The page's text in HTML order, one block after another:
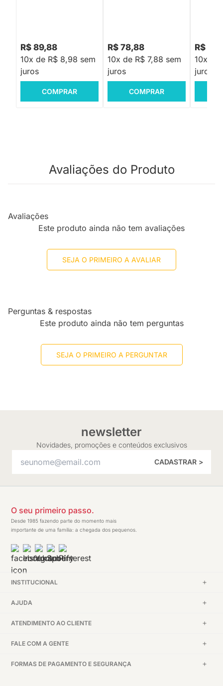
R$ 89,88
10x de R$ 8,98 sem
juros
COMPRAR
R$ 78,88
10x de R$ 7,88 sem
juros
COMPRAR
R$
10x de
juros
Avaliações do Produto
Avaliações
Este produto ainda não tem avaliações
SEJA O PRIMEIRO A AVALIAR
Perguntas & respostas
Este produto ainda não tem perguntas
SEJA O PRIMEIRO A PERGUNTAR
newsletter
Novidades, promoções e conteúdos exclusivos
CADASTRAR >
O seu primeiro passo.
Desde 1985 fazendo parte do momento mais
importante de uma família: a chegada dos pequenos.
INSTITUCIONAL
AJUDA
ATENDIMENTO AO CLIENTE
FALE COM A GENTE
FORMAS DE PAGAMENTO E SEGURANÇA